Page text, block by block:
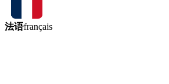
法语français